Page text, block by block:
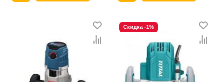
Скидка -1%